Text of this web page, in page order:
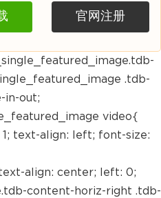
官网注册
.tdb-
in-out;
video{
text-align: left; font-size:
align: center; left: 0;
content-horiz-right .tdb-